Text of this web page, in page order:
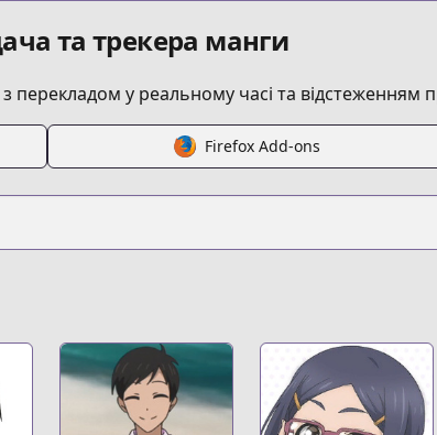
та трекера манги
у реальному часі та відстеженням
Firefox Add-ons